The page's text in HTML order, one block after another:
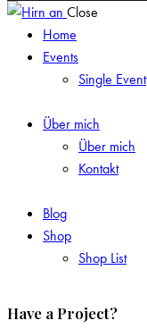
Close
Home
Events
Single Event
Über mich
Über mich
Kontakt
Blog
Shop
Shop List
Have a Project?